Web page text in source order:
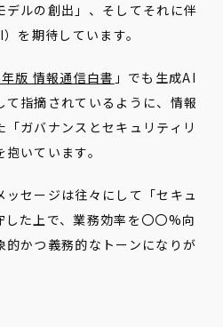
ルの創出」、そしてそれに伴
を期待しています。
版 情報通信白書 」でも生成AI
指摘されているように、情報
ガバナンスとセキュリティリ
いています。
セージは往々にして「セキュ
した上で、業務効率を〇〇%向
かつ義務的なトーンになりが